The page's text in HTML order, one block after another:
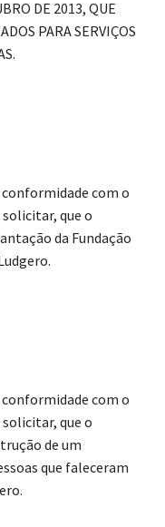
DE 2013, QUE
PARA SERVIÇOS
conformidade com o
que o
da Fundação
conformidade com o
que o
de um
que faleceram